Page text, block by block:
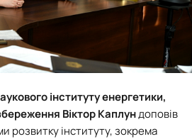
інституту енергетики,
Віктор Каплундоповів
розвитку інституту, зокрема